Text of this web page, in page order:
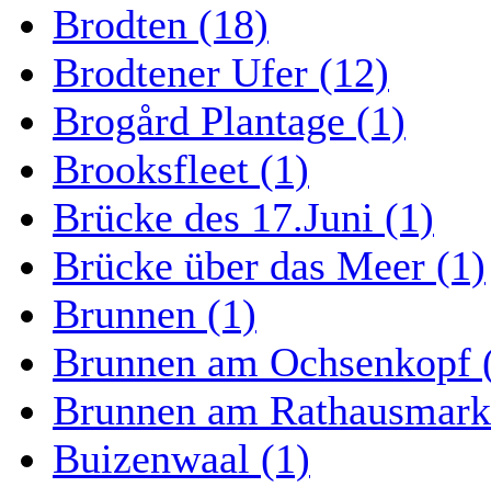
Brodten (18)
Brodtener Ufer (12)
Brogård Plantage (1)
Brooksfleet (1)
Brücke des 17.Juni (1)
Brücke über das Meer (1)
Brunnen (1)
Brunnen am Ochsenkopf
Brunnen am
Buizenwaal (1)